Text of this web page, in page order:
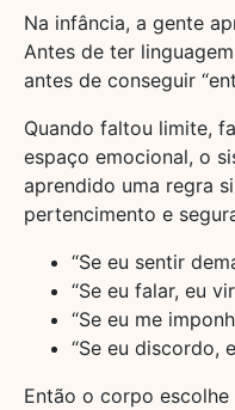
Na infância, a gente
Antes de ter
antes de conseguir
Quando faltou limite,
espaço emocional, o
aprendido uma regra
pertencimento e
“Se eu sentir
“Se eu falar, eu
“Se eu me
“Se eu discordo,
Então o corpo